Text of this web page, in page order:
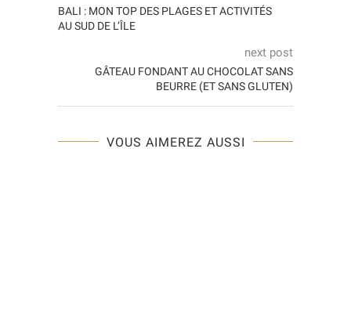
BALI : MON TOP DES PLAGES ET ACTIVITÉS
AU SUD DE L’ÎLE
next post
GÂTEAU FONDANT AU CHOCOLAT SANS
BEURRE (ET SANS GLUTEN)
VOUS AIMEREZ AUSSI